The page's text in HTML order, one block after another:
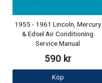
1955 - 1961 Lincoln, Mercury
& Edsel Air Conditioning
Service Manual
590 kr
Köp